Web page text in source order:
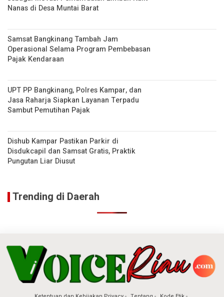
Nanas di Desa Muntai Barat
Samsat Bangkinang Tambah Jam
Operasional Selama Program Pembebasan
Pajak Kendaraan
UPT PP Bangkinang, Polres Kampar, dan
Jasa Raharja Siapkan Layanan Terpadu
Sambut Pemutihan Pajak
Dishub Kampar Pastikan Parkir di
Disdukcapil dan Samsat Gratis, Praktik
Pungutan Liar Diusut
Trending di Daerah